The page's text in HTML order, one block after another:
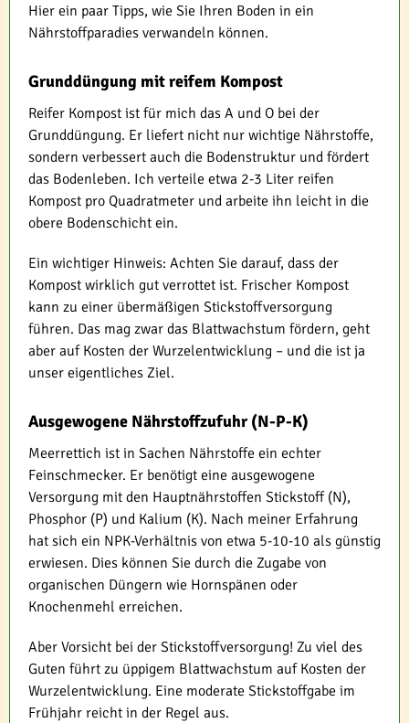
Hier ein paar Tipps, wie Sie Ihren Boden in ein
Nährstoffparadies verwandeln können.
Grunddüngung mit reifem Kompost
Reifer Kompost ist für mich das A und O bei der
Grunddüngung. Er liefert nicht nur wichtige Nährstoffe,
sondern verbessert auch die Bodenstruktur und fördert
das Bodenleben. Ich verteile etwa 2-3 Liter reifen
Kompost pro Quadratmeter und arbeite ihn leicht in die
obere Bodenschicht ein.
Ein wichtiger Hinweis: Achten Sie darauf, dass der
Kompost wirklich gut verrottet ist. Frischer Kompost
kann zu einer übermäßigen Stickstoffversorgung
führen. Das mag zwar das Blattwachstum fördern, geht
aber auf Kosten der Wurzelentwicklung – und die ist ja
unser eigentliches Ziel.
Ausgewogene Nährstoffzufuhr (N-P-K)
Meerrettich ist in Sachen Nährstoffe ein echter
Feinschmecker. Er benötigt eine ausgewogene
Versorgung mit den Hauptnährstoffen Stickstoff (N),
Phosphor (P) und Kalium (K). Nach meiner Erfahrung
hat sich ein NPK-Verhältnis von etwa 5-10-10 als günstig
erwiesen. Dies können Sie durch die Zugabe von
organischen Düngern wie Hornspänen oder
Knochenmehl erreichen.
Aber Vorsicht bei der Stickstoffversorgung! Zu viel des
Guten führt zu üppigem Blattwachstum auf Kosten der
Wurzelentwicklung. Eine moderate Stickstoffgabe im
Frühjahr reicht in der Regel aus.